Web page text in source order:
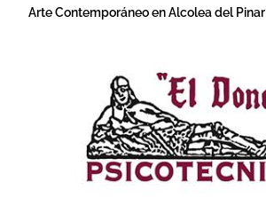
Arte Contemporáneo en Alcolea del Pinar